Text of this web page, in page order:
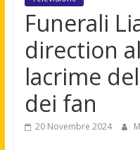
Funerali
direction
lacrime
dei fan
20 Novembre 2024